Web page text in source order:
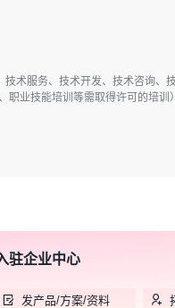
术服务、技术开发、技术咨询、技
业技能培训等需取得许可的培训
驻企业中心
发产品/方案/资料